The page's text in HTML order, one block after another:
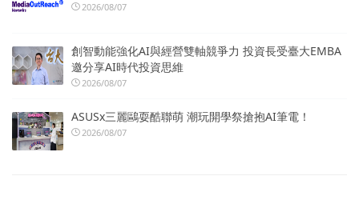
2026/08/07
創智動能強化AI與經營雙軸競爭力 投資長受臺大EMBA
邀分享AI時代投資思維
2026/08/07
ASUSx三麗鷗耍酷聯萌 潮玩開學祭搶抱AI筆電！
2026/08/07